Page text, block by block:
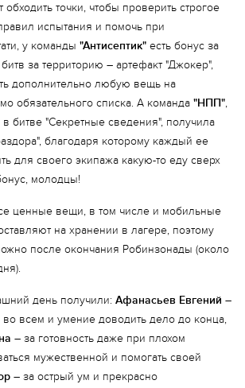
обходить точки, чтобы проверить строгое
испытания и помочь при
у команды "Антисептик" есть бонус за
за территорию – артефакт "Джокер",
дополнительно любую вещь на
обязательного списка. А команда "НПП",
битве "Секретные сведения", получила
благодаря которому каждый ее
для своего экипажа какую-то еду сверх
молодцы!
ценные вещи, в том числе и мобильные
на хранении в лагере, поэтому
после окончания Робинзонады (около
день получили: Афанасьев Евгений –
всем и умение доводить дело до конца,
– за готовность даже при плохом
мужественной и помогать своей
– за острый ум и прекрасно